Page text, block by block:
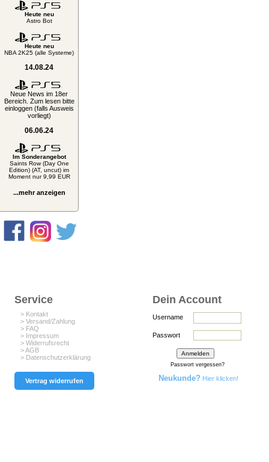
Heute neu
Astro Bot
Heute neu
NBA 2K25 (alle Systeme)
14.08.24
Neue News im 18er
Bereich. Zum lesen bitte
einloggen (falls Ausweis
vorliegt)
06.06.24
Im Sonderangebot
Saints Row (Day One
Edition) (AT, uncut) im
Moment nur 9,99 EUR
...mehr anzeigen
Service
> Kontakt
> Versand/Zahlung
> FAQ
> Impressum
> Widerrufsrecht
> AGB
> Datenschutzerklärung
Vertrag widerrufen
Dein Account
Username
Passwort
Passwort vergessen?
Neukunde? Hier klicken!